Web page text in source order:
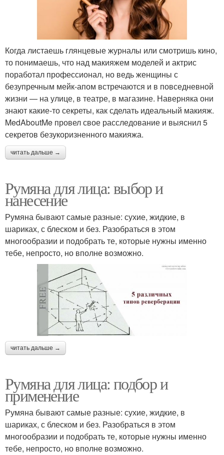
Когда листаешь глянцевые журналы или смотришь кино,
то понимаешь, что над макияжем моделей и актрис
поработал профессионал, но ведь женщины с
безупречным мейк-апом встречаются и в повседневной
жизни — на улице, в театре, в магазине. Наверняка они
знают какие-то секреты, как сделать идеальный макияж.
MedAboutMe провел свое расследование и выяснил 5
секретов безукоризненного макияжа.
читать дальше →
Румяна для лица: выбор и
нанесение
Румяна бывают самые разные: сухие, жидкие, в
шариках, с блеском и без. Разобраться в этом
многообразии и подобрать те, которые нужны именно
тебе, непросто, но вполне возможно.
читать дальше →
Румяна для лица: подбор и
применение
Румяна бывают самые разные: сухие, жидкие, в
шариках, с блеском и без. Разобраться в этом
многообразии и подобрать те, которые нужны именно
тебе, непросто, но вполне возможно.